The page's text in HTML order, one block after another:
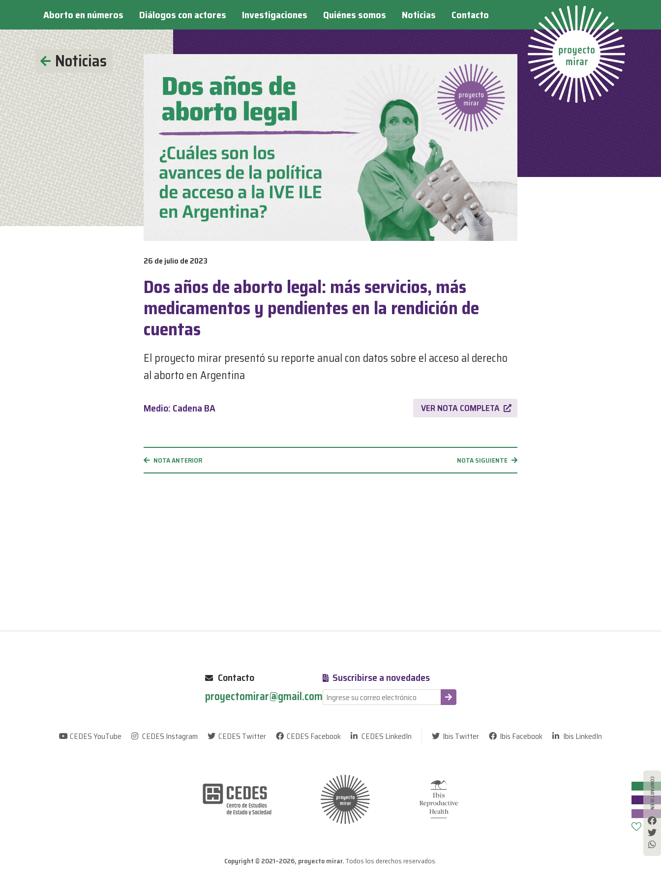
Aborto en números Diálogos con actores Investigaciones Quiénes somos Noticias Contacto
Noticias
26 de julio de 2023
Dos años de aborto legal: más servicios, más
medicamentos y pendientes en la rendición de
cuentas
El proyecto mirar presentó su reporte anual con datos sobre el acceso al derecho
al aborto en Argentina
Medio: Cadena BA VER NOTA COMPLETA
NOTA ANTERIOR NOTA SIGUIENTE
Contacto
proyectomirar@gmail.com
Suscribirse a novedades
-
CEDES YouTube CEDES Instagram CEDES Twitter CEDES Facebook CEDES LinkedIn Ibis Twitter Ibis Facebook Ibis LinkedIn
Copyright © 2021–2026, proyecto mirar.Todos los derechos reservados.
COMPARTIR EN